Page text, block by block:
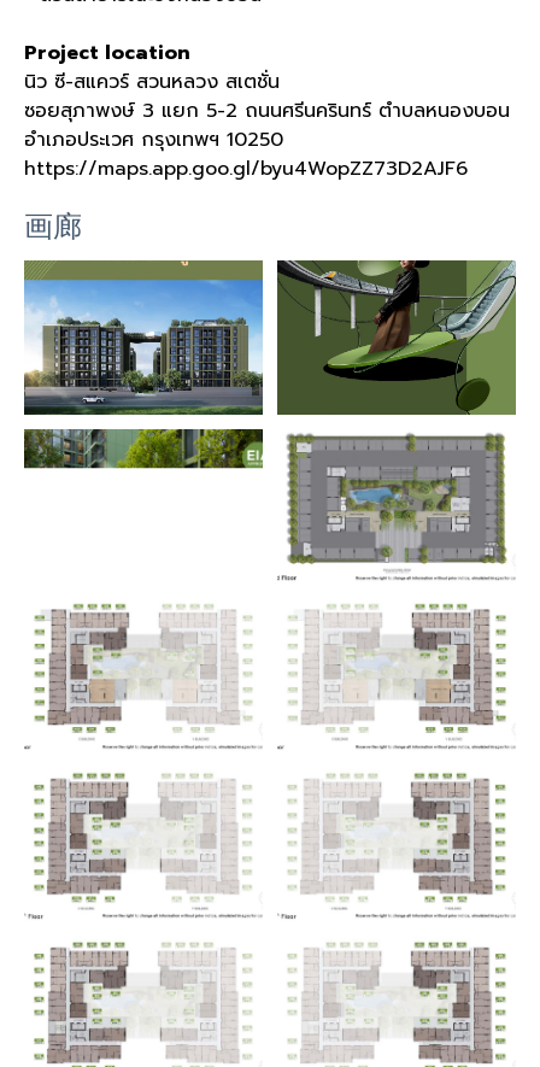
Project location
นิว ซี-สแควร์ สวนหลวง สเตชั่น
ซอยสุภาพงษ์ 3 แยก 5-2 ถนนศรีนครินทร์ ตำบลหนองบอน
อำเภอประเวศ กรุงเทพฯ 10250
https://maps.app.goo.gl/byu4WopZZ73D2AJF6
画廊